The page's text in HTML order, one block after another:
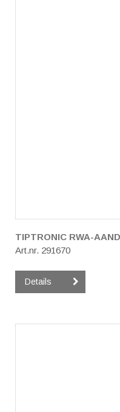
TIPTRONIC RWA-
Art.nr. 291670
Details